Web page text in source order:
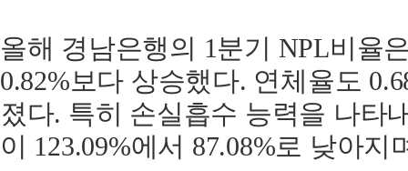
올해 경남은행의 1분기 NPL비율
0.82%보다 상승했다. 연체율도
졌다. 특히 손실흡수 능력을 나타
이 123.09%에서 87.08%로 낮아지